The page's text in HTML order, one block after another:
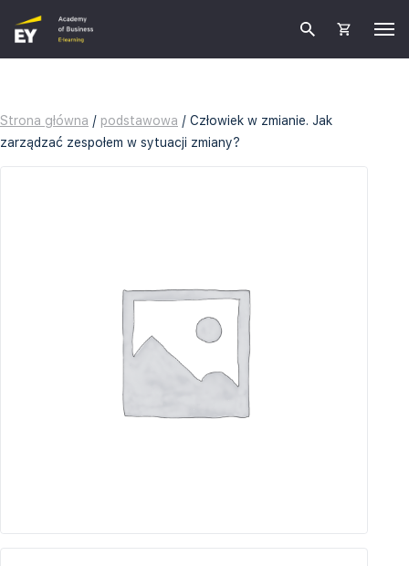
Strona główna / podstawowa / Człowiek w zmianie. Jak
zarządzać zespołem w sytuacji zmiany?